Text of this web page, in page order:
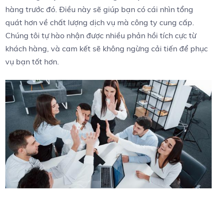
⁢hàng ⁣trước đó. Điều ⁢này sẽ giúp bạn có cái nhìn ⁣tổng
quát hơn về chất lượng⁣ dịch‌ vụ mà⁢ công ty cung cấp.⁤
Chúng tôi tự hào nhận⁢ được ⁣nhiều phản hồi tích ‍cực từ
khách hàng, ⁤và cam kết sẽ không ngừng ‌cải ⁢tiến để phục
⁣vụ bạn tốt hơn.